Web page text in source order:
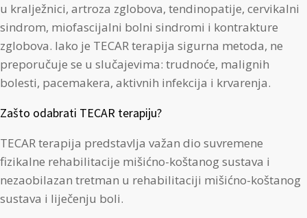
u kralježnici, artroza zglobova, tendinopatije, cervikalni
sindrom, miofascijalni bolni sindromi i kontrakture
zglobova. Iako je TECAR terapija sigurna metoda, ne
preporučuje se u slučajevima: trudnoće, malignih
bolesti, pacemakera, aktivnih infekcija i krvarenja.
Zašto odabrati TECAR terapiju?
TECAR terapija predstavlja važan dio suvremene
fizikalne rehabilitacije mišićno-koštanog sustava i
nezaobilazan tretman u rehabilitaciji mišićno-koštanog
sustava i liječenju boli.